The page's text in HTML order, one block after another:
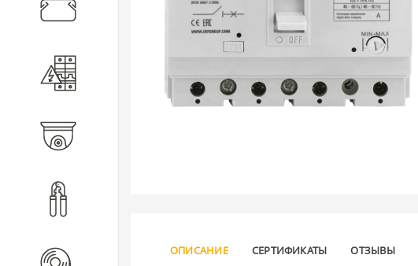
Кабеленесущие системы
оборудование
ОПИСАНИЕ СЕРТИФИКАТЫ ОТЗЫВЫ